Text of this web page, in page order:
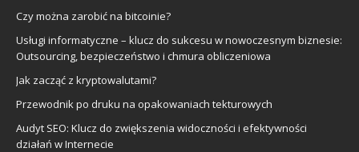
Czy można zarobić na bitcoinie?
Usługi informatyczne – klucz do sukcesu w nowoczesnym biznesie:
Outsourcing, bezpieczeństwo i chmura obliczeniowa
Jak zacząć z kryptowalutami?
Przewodnik po druku na opakowaniach tekturowych
Audyt SEO: Klucz do zwiększenia widoczności i efektywności
działań w Internecie